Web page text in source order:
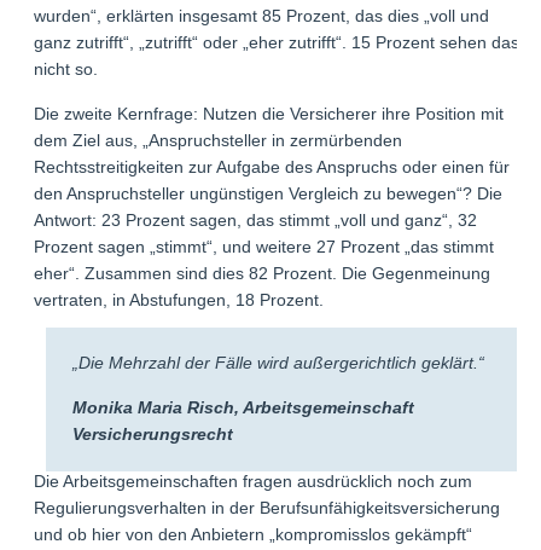
wurden“, erklärten insgesamt 85 Prozent, das dies „voll und
ganz zutrifft“, „zutrifft“ oder „eher zutrifft“. 15 Prozent sehen das
nicht so.
Die zweite Kernfrage: Nutzen die Versicherer ihre Position mit
dem Ziel aus, „Anspruchsteller in zermürbenden
Rechtsstreitigkeiten zur Aufgabe des Anspruchs oder einen für
den Anspruchsteller ungünstigen Vergleich zu bewegen“? Die
Antwort: 23 Prozent sagen, das stimmt „voll und ganz“, 32
Prozent sagen „stimmt“, und weitere 27 Prozent „das stimmt
eher“. Zusammen sind dies 82 Prozent. Die Gegenmeinung
vertraten, in Abstufungen, 18 Prozent.
„Die Mehrzahl der Fälle wird außergerichtlich geklärt.“
Monika Maria Risch, Arbeitsgemeinschaft
Versicherungsrecht
Die Arbeitsgemeinschaften fragen ausdrücklich noch zum
Regulierungsverhalten in der Berufsunfähigkeitsversicherung
und ob hier von den Anbietern „kompromisslos gekämpft“